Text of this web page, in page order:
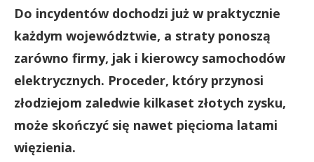
Do incydentów dochodzi już w praktycznie
każdym województwie, a straty ponoszą
zarówno firmy, jak i kierowcy samochodów
elektrycznych. Proceder, który przynosi
złodziejom zaledwie kilkaset złotych zysku,
może skończyć się nawet pięcioma latami
więzienia.